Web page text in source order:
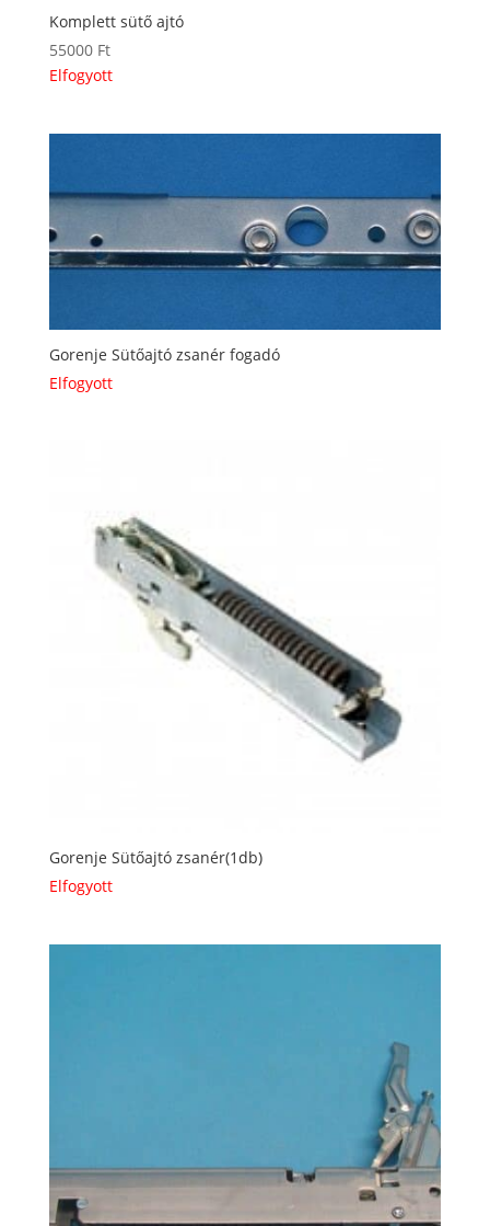
Komplett sütő ajtó
55000 Ft
Elfogyott
Gorenje Sütőajtó zsanér fogadó
Elfogyott
Gorenje Sütőajtó zsanér(1db)
Elfogyott